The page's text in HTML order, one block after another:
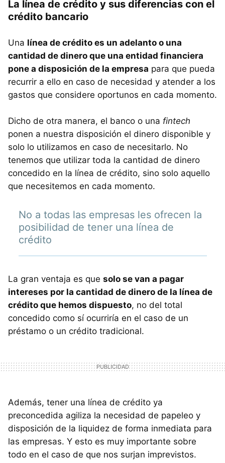
La línea de crédito y sus diferencias con el
crédito bancario
Una línea de crédito es un adelanto o una
cantidad de dinero que una entidad financiera
pone a disposición de la empresa para que pueda
recurrir a ello en caso de necesidad y atender a los
gastos que considere oportunos en cada momento.
Dicho de otra manera, el banco o una fintech
ponen a nuestra disposición el dinero disponible y
solo lo utilizamos en caso de necesitarlo. No
tenemos que utilizar toda la cantidad de dinero
concedido en la línea de crédito, sino solo aquello
que necesitemos en cada momento.
No a todas las empresas les ofrecen la
posibilidad de tener una línea de
crédito
La gran ventaja es que solo se van a pagar
intereses por la cantidad de dinero de la línea de
crédito que hemos dispuesto, no del total
concedido como sí ocurriría en el caso de un
préstamo o un crédito tradicional.
Además, tener una línea de crédito ya
preconcedida agiliza la necesidad de papeleo y
disposición de la liquidez de forma inmediata para
las empresas. Y esto es muy importante sobre
todo en el caso de que nos surjan imprevistos.